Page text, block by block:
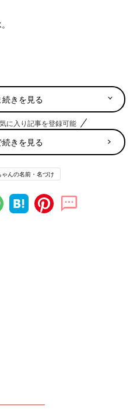
知恵やひらめき、才能に恵まれ
魅力や能力を生かして、社会に
まひよ」から、「名づけ博士」
続きを見る
に入り記事を登録可能
きを見る
ゃんの名前・名づけ